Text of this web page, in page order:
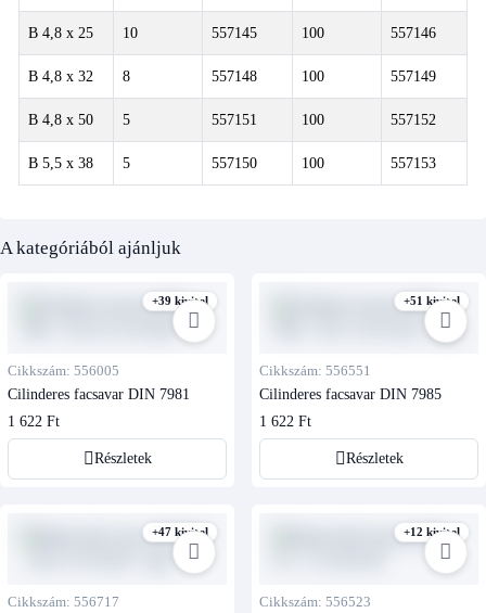
B 4,8 x 25 10 557145 100 557146
B 4,8 x 32 8 557148 100 557149
B 4,8 x 50 5 557151 100 557152
B 5,5 x 38 5 557150 100 557153
A kategóriából ajánljuk
+39 kivitel
Cikkszám: 556005
Cilinderes facsavar DIN 7981
1 622 Ft
Részletek
+51 kivitel
Cikkszám: 556551
Cilinderes facsavar DIN 7985
1 622 Ft
Részletek
+47 kivitel
Cikkszám: 556717
+12 kivitel
Cikkszám: 556523